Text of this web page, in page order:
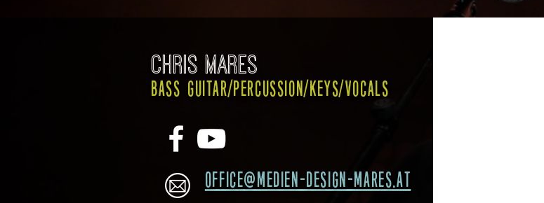
Chris mareS
bass guitar/percussion/keys/vocals
office@medien-design-mares.at